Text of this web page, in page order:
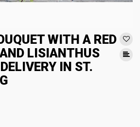
WITH A RED
LISIANTHUS
IN ST.